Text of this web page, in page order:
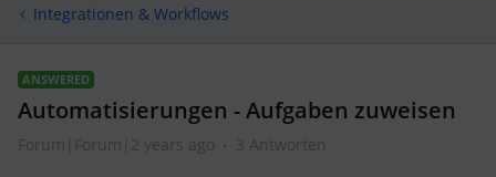
Integrationen & Workflows
ANSWERED
Automatisierungen - Aufgaben zuweisen
Forum|Forum|2 years ago 3 Antworten